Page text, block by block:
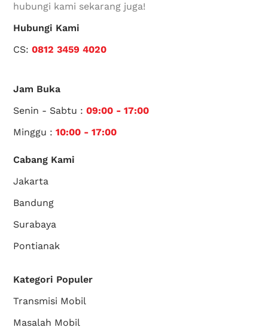
hubungi kami sekarang juga!
Hubungi Kami
CS:0812 3459 4020
Jam Buka
Senin - Sabtu :09:00 - 17:00
Minggu :10:00 - 17:00
Cabang Kami
Jakarta
Bandung
Surabaya
Pontianak
Kategori Populer
Transmisi Mobil
Masalah Mobil